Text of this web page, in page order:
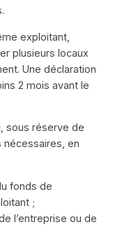
exploitant,
plusieurs locaux
Une déclaration
2 mois avant le
sous réserve de
en
fonds de
;
l’entreprise ou de